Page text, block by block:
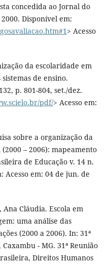
concedida ao Jornal do
Disponível em:
> Acesso
da escolaridade em
de ensino.
p. 801-804, set./dez.
pdf/> Acesso em:
sobre a organização da
– 2006): mapeamento
de Educação v. 14 n.
Acesso em: 04 de jun. de
Ana Cláudia. Escola em
uma análise das
(2000 a 2006). In: 31ª
- MG. 31ª Reunião
Direitos Humanos